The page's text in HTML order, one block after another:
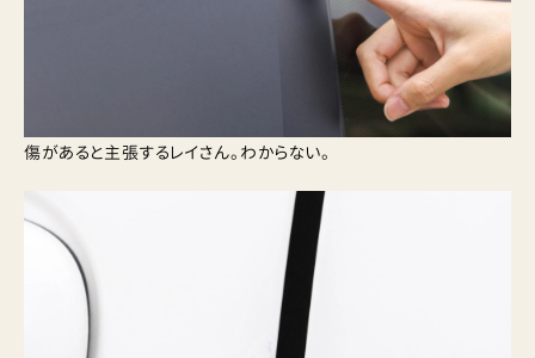
傷があると主張するレイさん。わからない。